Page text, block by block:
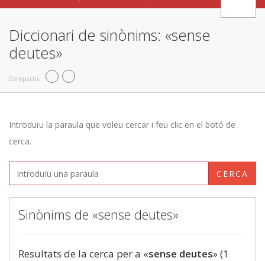
Diccionari de sinònims: «sense
deutes»
Compartiu
Introduïu la paraula que voleu cercar i feu clic en el botó de
cerca.
CERCA
Sinònims de «sense deutes»
Resultats de la cerca per a «sense deutes» (1